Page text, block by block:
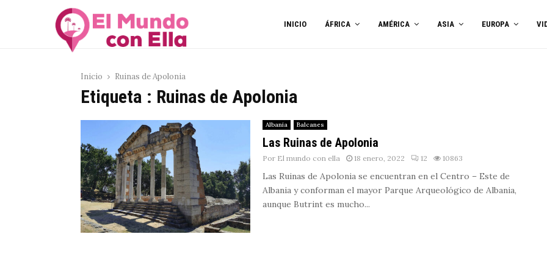
INICIO ÁFRICA AMÉRICA ASIA EUROPA
Inicio Ruinas de Apolonia
Etiqueta : Ruinas de Apolonia
Albania Balcanes
Las Ruinas de Apolonia
Por El mundo con ella 18 enero, 2022 12 10863
Las Ruinas de Apolonia se encuentran en el Centro – Este de
Albania y conforman el mayor Parque Arqueológico de Albania,
aunque Butrint es mucho...